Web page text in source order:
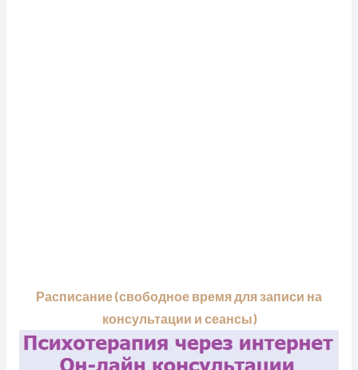
Расписание (свободное время для записи на
консультации и сеансы)